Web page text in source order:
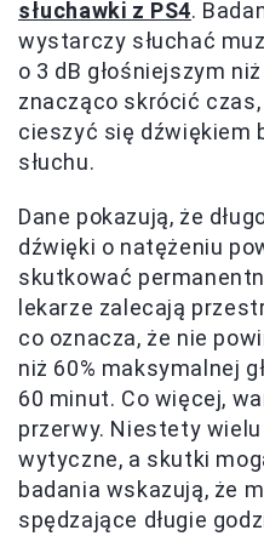
słuchawki z PS4.
wystarczy słuchać
o 3 dB głośniejszym
znacząco skrócić
cieszyć się dźwiękiem
słuchu.
Dane pokazują, że
dźwięki o natężeniu
skutkować
lekarze zalecają
co oznacza, że nie
niż 60% maksymalnej
60 minut. Co więcej,
przerwy. Niestety
wytyczne, a skutki
badania wskazują, że
spędzające długie